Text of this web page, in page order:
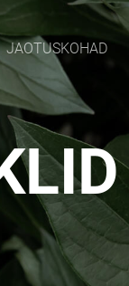
JAOTUSKOHAD